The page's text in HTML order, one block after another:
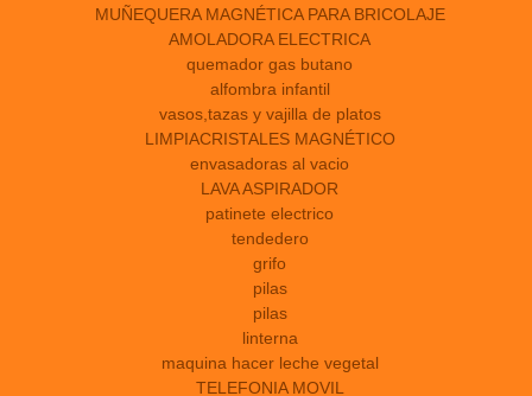
MUÑEQUERA MAGNÉTICA PARA BRICOLAJE
AMOLADORA ELECTRICA
quemador gas butano
alfombra infantil
vasos,tazas y vajilla de platos
LIMPIACRISTALES MAGNÉTICO
envasadoras al vacio
LAVA ASPIRADOR
patinete electrico
tendedero
grifo
pilas
pilas
linterna
maquina hacer leche vegetal
TELEFONIA MOVIL